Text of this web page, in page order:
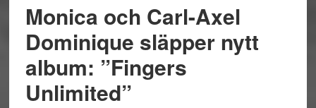
Monica och Carl-Axel
Dominique släpper nytt
album: ”Fingers
Unlimited”